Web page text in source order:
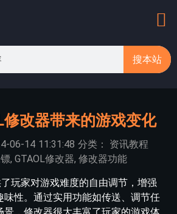
搜本站
修改器带来的游戏变化
06-14 11:31:48 分类：
资讯教程
, GTAOL修改器, 修改器功能
玩家对游戏难度的自由调节，增强
味性。通过实用功能如传送、调节任